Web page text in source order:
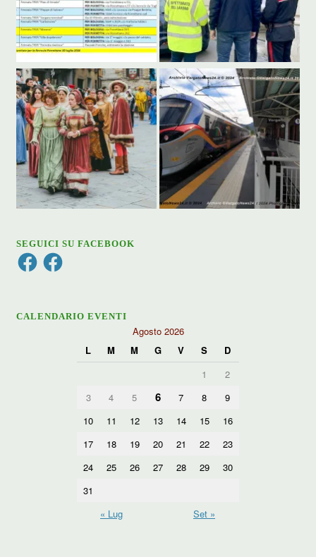
SEGUICI SU FACEBOOK
FacebookFacebook
CALENDARIO EVENTI
Agosto 2026
L
M M G V S
D
1
2
3
4 5 6 7 8
9
10
11 12 13 14 15
16
17
18 19 20 21 22
23
24
25 26 27 28 29
30
31
« Lug
Set »